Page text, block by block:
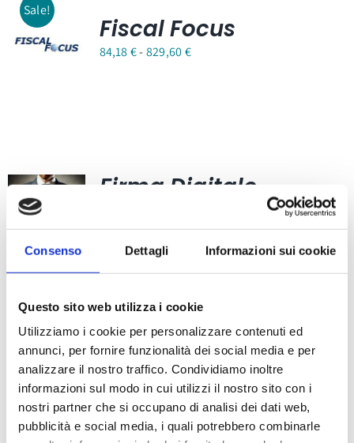
Consenso Dettagli Informazioni sui cookie
Questo sito web utilizza i cookie
Utilizziamo i cookie per personalizzare contenuti ed
annunci, per fornire funzionalità dei social media e per
analizzare il nostro traffico. Condividiamo inoltre
informazioni sul modo in cui utilizzi il nostro sito con i
nostri partner che si occupano di analisi dei dati web,
pubblicità e social media, i quali potrebbero combinarle
Sale!
Fiscal Focus
84,18€-829,60€Fascia
829,60 €
Firma Digitale –
tramite SPID o CIE
48,80€-77,00
Fascia
prezzo:
da
48,80 €
a
77,00 €
Carta Filigranata
CCIAA